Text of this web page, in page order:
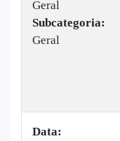
Geral
Subcategoria:
Geral
Data: